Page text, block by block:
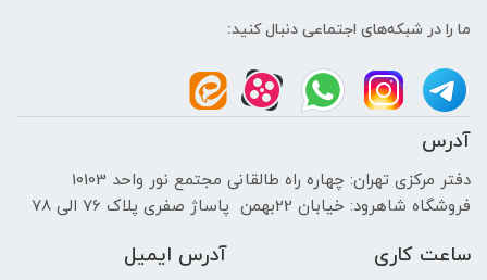
نوع حافظه داخلی
SSD
سازنده پردازنده گرافیکی
NVIDIA
ما را در شبکه‌های اجتماعی دنبال کنید:
آدرس
دفتر مرکزی تهران: چهاره راه طالقانی مجتمع نور واحد 10103
فروشگاه شاهرود: خیابان 22بهمن پاساژ صفری پلاک 76 الی 78
ساعت کاری آدرس ایمیل